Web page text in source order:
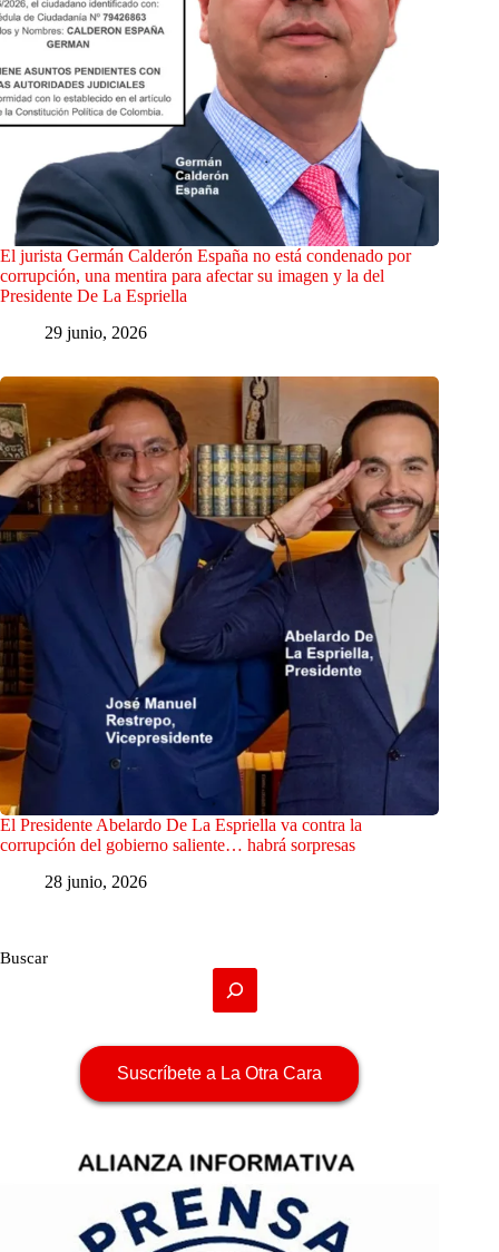
El jurista Germán Calderón España no está condenado por
corrupción, una mentira para afectar su imagen y la del
Presidente De La Espriella
29 junio, 2026
El Presidente Abelardo De La Espriella va contra la
corrupción del gobierno saliente… habrá sorpresas
28 junio, 2026
Buscar
Suscríbete a La Otra Cara